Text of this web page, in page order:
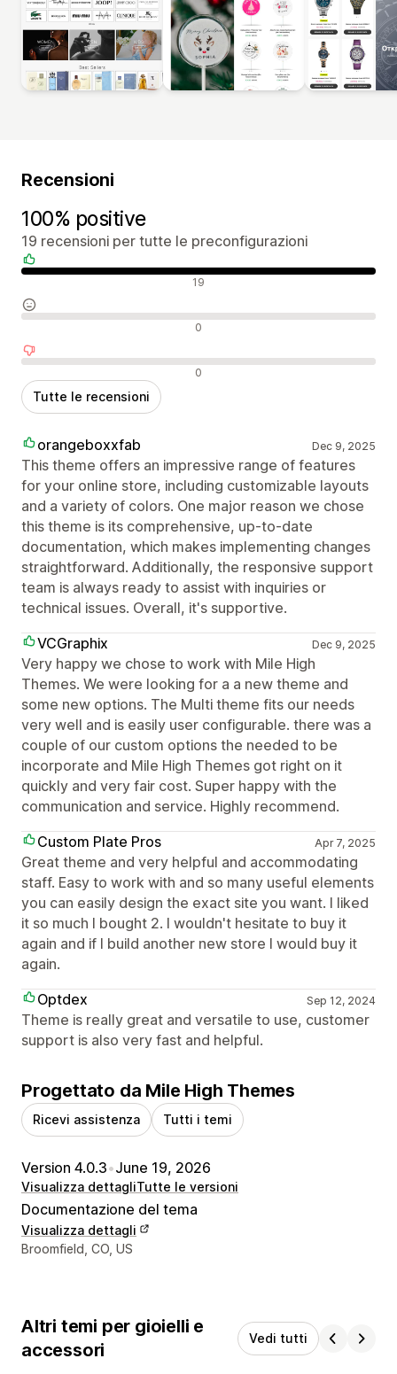
Recensioni
100% positive
19 recensioni per tutte le preconfigurazioni
Recensioni positive 19
Recensioni neutrali 0
Recensioni negative 0
Tutte le recensioni
orangeboxxfab Dec 9, 2025
This theme offers an impressive range of features
for your online store, including customizable layouts
and a variety of colors. One major reason we chose
this theme is its comprehensive, up-to-date
documentation, which makes implementing changes
straightforward. Additionally, the responsive support
team is always ready to assist with inquiries or
technical issues. Overall, it's supportive.
VCGraphix
Dec 9, 2025
Very happy we chose to work with Mile High
Themes. We were looking for a a new theme and
some new options. The Multi theme fits our needs
very well and is easily user configurable. there was a
couple of our custom options the needed to be
incorporate and Mile High Themes got right on it
quickly and very fair cost. Super happy with the
communication and service. Highly recommend.
Custom Plate Pros
Apr 7, 2025
Great theme and very helpful and accommodating
staff. Easy to work with and so many useful elements
you can easily design the exact site you want. I liked
it so much I bought 2. I wouldn't hesitate to buy it
again and if I build another new store I would buy it
again.
Optdex
Sep 12, 2024
Theme is really great and versatile to use, customer
support is also very fast and helpful.
Progettato da Mile High Themes
Ricevi assistenza Tutti i temi
Version 4.0.3•June 19, 2026
Visualizza dettagliTutte le versioni
Documentazione del tema
Visualizza dettagli
Recapiti del designer
Broomfield, CO, US
Altri temi per gioielli e
accessori
Vedi tutti